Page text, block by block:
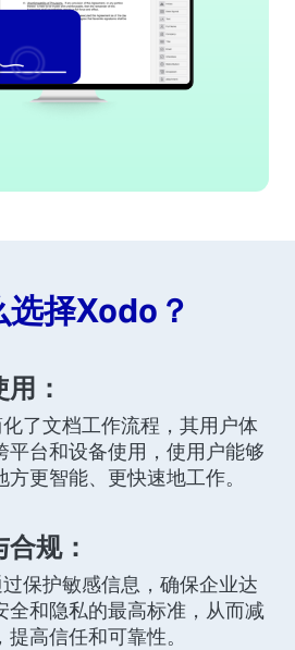
选择Xodo？
：
了文档工作流程，其用户体
平台和设备使用，使用户能够
方更智能、更快速地工作。
规：
保护敏感信息，确保企业达
全和隐私的最高标准，从而减
提高信任和可靠性。